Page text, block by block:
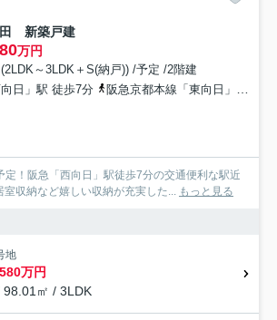
田 新築戸建
万円
～3LDK＋S(納戸)) /予定 /2階建
日」駅 徒歩7分
阪急京都本線「東向日」駅 徒歩21分
！阪急「西向日」駅徒歩7分の交通便利な駅近
室収納など嬉しい収納が充実した... もっと見る
地
万円
98.01㎡ / 3LDK